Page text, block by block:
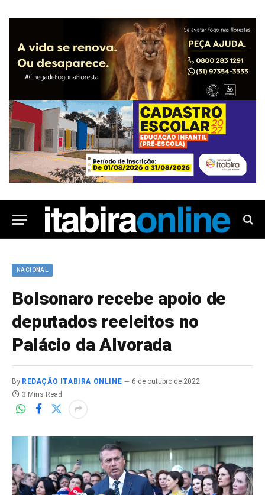
NACIONAL
Bolsonaro recebe apoio de
deputados reeleitos no
Palácio da Alvorada
By REDAÇÃO ITABIRA ONLINE
6 de outubro de 2022
3 Mins Read